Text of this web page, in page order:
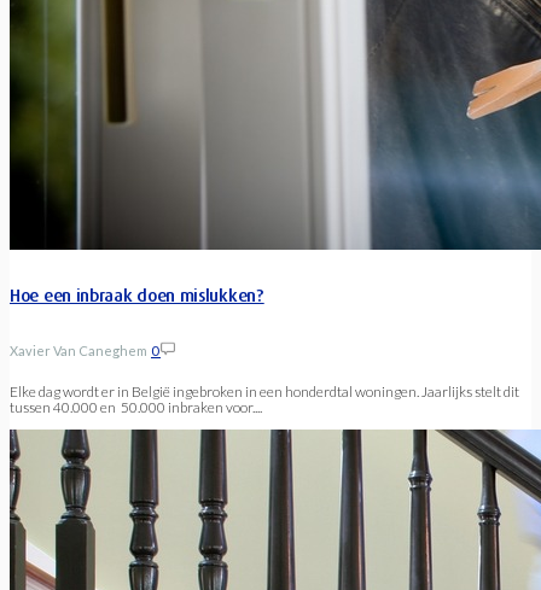
Hoe een inbraak doen mislukken?
Xavier Van Caneghem 0
Elke dag wordt er in België ingebroken in een honderdtal woningen. Jaarlijks stelt dit
tussen 40.000 en 50.000 inbraken voor....